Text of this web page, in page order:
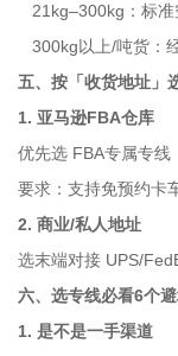
21kg–300kg：标准
300kg以上/吨货：
五、按「收货地址」
1. 亚马逊FBA仓库
优先选 FBA专属专线
要求：支持免预约卡
2. 商业/私人地址
选末端对接 UPS/
六、选专线必看6个
1. 是不是一手渠道